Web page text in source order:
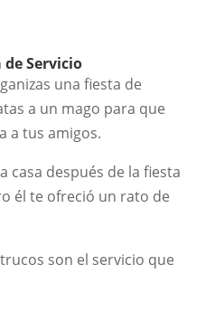
Servicio
una fiesta de
a un mago para que
a tus amigos.
casa después de la fiesta
él te ofreció un rato de
son el servicio que